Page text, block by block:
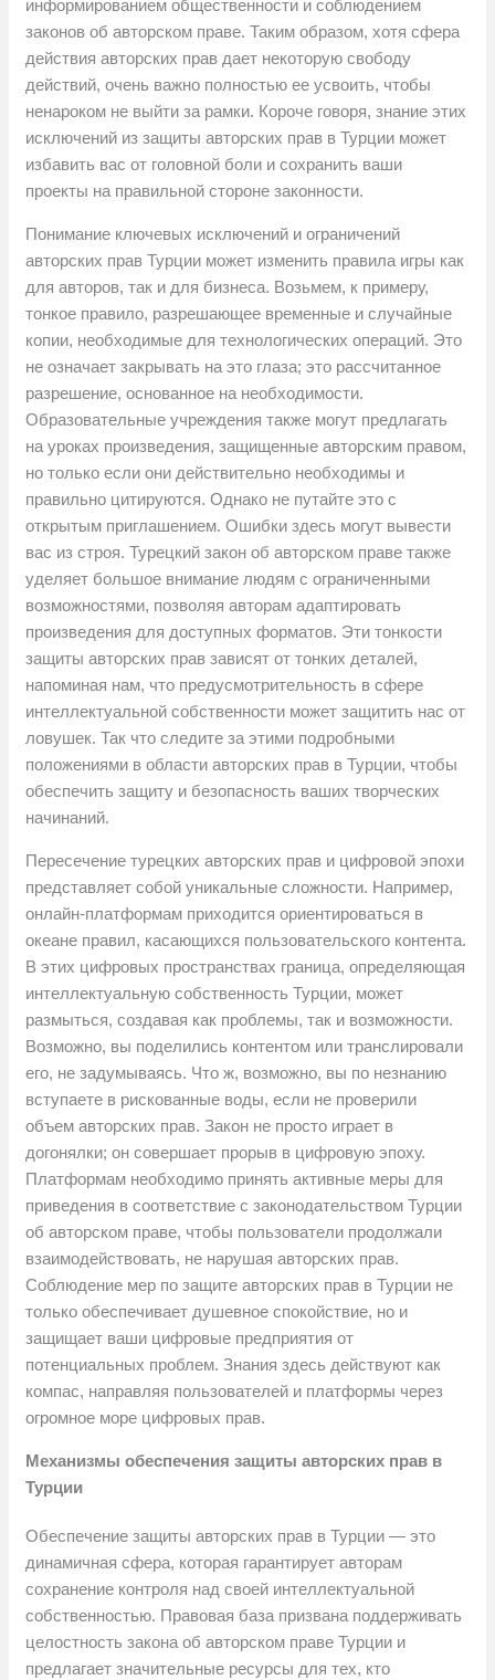
информированием общественности и соблюдением
законов об авторском праве. Таким образом, хотя сфера
действия авторских прав дает некоторую свободу
действий, очень важно полностью ее усвоить, чтобы
ненароком не выйти за рамки. Короче говоря, знание этих
исключений из защиты авторских прав в Турции может
избавить вас от головной боли и сохранить ваши
проекты на правильной стороне законности.
Понимание ключевых исключений и ограничений
авторских прав Турции может изменить правила игры как
для авторов, так и для бизнеса. Возьмем, к примеру,
тонкое правило, разрешающее временные и случайные
копии, необходимые для технологических операций. Это
не означает закрывать на это глаза; это рассчитанное
разрешение, основанное на необходимости.
Образовательные учреждения также могут предлагать
на уроках произведения, защищенные авторским правом,
но только если они действительно необходимы и
правильно цитируются. Однако не путайте это с
открытым приглашением. Ошибки здесь могут вывести
вас из строя. Турецкий закон об авторском праве также
уделяет большое внимание людям с ограниченными
возможностями, позволяя авторам адаптировать
произведения для доступных форматов. Эти тонкости
защиты авторских прав зависят от тонких деталей,
напоминая нам, что предусмотрительность в сфере
интеллектуальной собственности может защитить нас от
ловушек. Так что следите за этими подробными
положениями в области авторских прав в Турции, чтобы
обеспечить защиту и безопасность ваших творческих
начинаний.
Пересечение турецких авторских прав и цифровой эпохи
представляет собой уникальные сложности. Например,
онлайн-платформам приходится ориентироваться в
океане правил, касающихся пользовательского контента.
В этих цифровых пространствах граница, определяющая
интеллектуальную собственность Турции, может
размыться, создавая как проблемы, так и возможности.
Возможно, вы поделились контентом или транслировали
его, не задумываясь. Что ж, возможно, вы по незнанию
вступаете в рискованные воды, если не проверили
объем авторских прав. Закон не просто играет в
догонялки; он совершает прорыв в цифровую эпоху.
Платформам необходимо принять активные меры для
приведения в соответствие с законодательством Турции
об авторском праве, чтобы пользователи продолжали
взаимодействовать, не нарушая авторских прав.
Соблюдение мер по защите авторских прав в Турции не
только обеспечивает душевное спокойствие, но и
защищает ваши цифровые предприятия от
потенциальных проблем. Знания здесь действуют как
компас, направляя пользователей и платформы через
огромное море цифровых прав.
Механизмы обеспечения защиты авторских прав в
Турции
Обеспечение защиты авторских прав в Турции — это
динамичная сфера, которая гарантирует авторам
сохранение контроля над своей интеллектуальной
собственностью. Правовая база призвана поддерживать
целостность закона об авторском праве Турции и
предлагает значительные ресурсы для тех, кто